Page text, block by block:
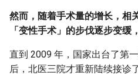
然而，随着手术量的增长，相
「变性手术」的步伐逐步变缓
直到 2009 年，国家出台了第
后，北医三院才重新陆续接诊